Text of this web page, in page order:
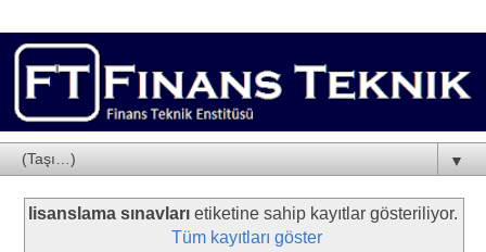
▼
lisanslama sınavları etiketine sahip kayıtlar gösteriliyor.
Tüm kayıtları göster